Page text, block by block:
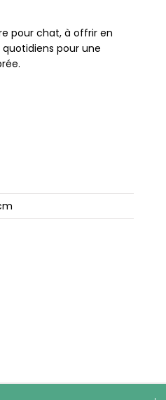
pour chat, à offrir en
pour une